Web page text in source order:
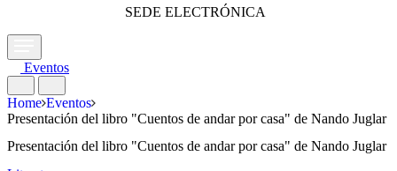
SEDE ELECTRÓNICA
Eventos
Home Eventos
Presentación del libro "Cuentos de andar por casa" de Nando Juglar
Presentación del libro "Cuentos de andar por casa" de Nando Juglar